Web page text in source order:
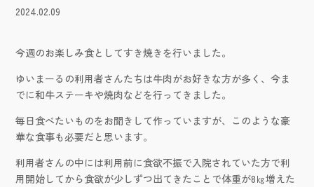
2024.02.09
今週のお楽しみ食としてすき焼きを行いました。
ゆいまーるの利用者さんたちは牛肉がお好きな方が多く、今ま
でに和牛ステーキや焼肉などを行ってきました。
毎日食べたいものをお聞きして作っていますが、このような豪
華な食事も必要だと思います。
利用者さんの中には利用前に食欲不振で入院されていた方で利
用開始してから食欲が少しずつ出てきたことで体重が8㎏増えた